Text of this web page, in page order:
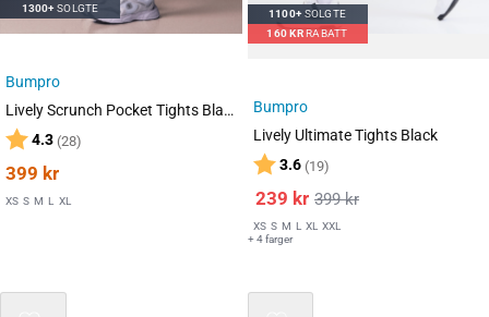
1300+SOLGTE
Bumpro
Lively Scrunch Pocket Tights Black
Karakter:
4.3 (28)
399 kr
XS S M L XL
1100+SOLGTE
160KRRABATT
Bumpro
Lively Ultimate Tights Black
Karakter:
3.6(19)
399kr
239 kr
XS S M L XL
XXL
+ 4 farger